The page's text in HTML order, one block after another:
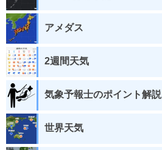
アメダス
2週間天気
気象予報士のポイント解説
世界天気